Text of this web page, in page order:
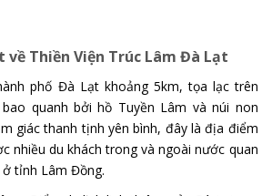
về Thiền Viện Trúc Lâm Đà Lạt
phố Đà Lạt khoảng 5km, tọa lạc trên
quanh bởi hồ Tuyền Lâm và núi non
giác thanh tịnh yên bình, đây là địa điểm
nhiều du khách trong và ngoài nước quan
tỉnh Lâm Đồng.